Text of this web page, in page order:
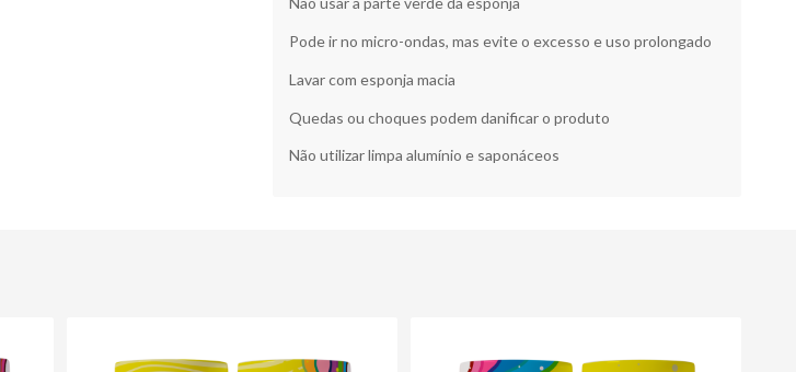
Pode ir no micro-ondas, mas evite o excesso e uso prolongado
Lavar com esponja macia
Quedas ou choques podem danificar o produto
Não utilizar limpa alumínio e saponáceos